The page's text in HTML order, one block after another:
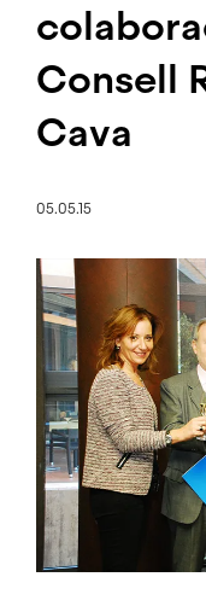
Consell
Cava
05.05.15
Imagen